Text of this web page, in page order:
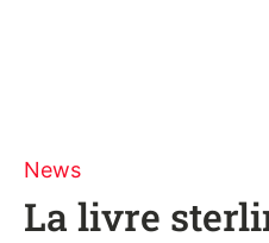
News
La livre